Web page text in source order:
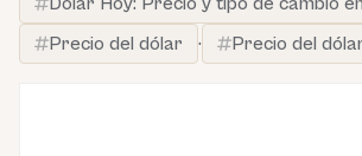
Precio del dólar
· Precio del